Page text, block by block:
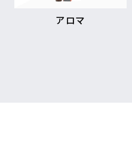
アロマ